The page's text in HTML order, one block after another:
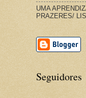
UMA
PRAZERES/
Seguidores